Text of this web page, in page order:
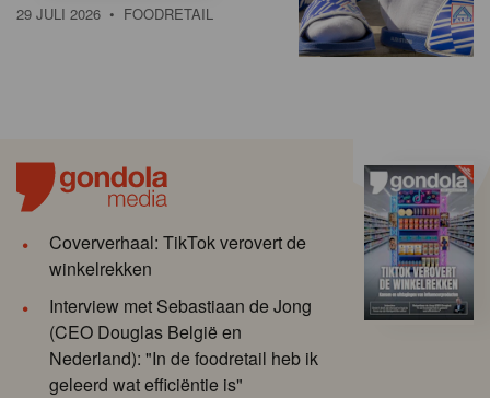
29 JULI 2026 • FOODRETAIL
Coververhaal: TikTok verovert de
winkelrekken
Interview met Sebastiaan de Jong
(CEO Douglas België en
Nederland): "In de foodretail heb ik
geleerd wat efficiëntie is"